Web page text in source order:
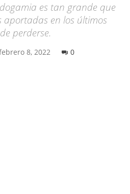
es tan grande que
en los últimos
perderse.
8, 2022 0